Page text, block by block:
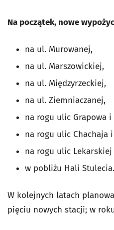
Na początek, nowe
na ul. Murowanej,
na ul. Marszowickiej,
na ul. Międzyrzeckiej,
na ul. Ziemniaczanej,
na rogu ulic Grapowa i
na rogu ulic Chachaja
na rogu ulic
w pobliżu Hali Stulecia.
W kolejnych latach
pięciu nowych stacji; w